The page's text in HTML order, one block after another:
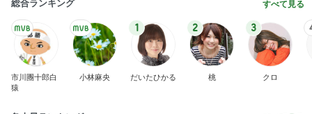
総合ランキング すべて見る
市川團十郎白
猿
小林麻央
1
だいたひかる
2
桃
3
クロ